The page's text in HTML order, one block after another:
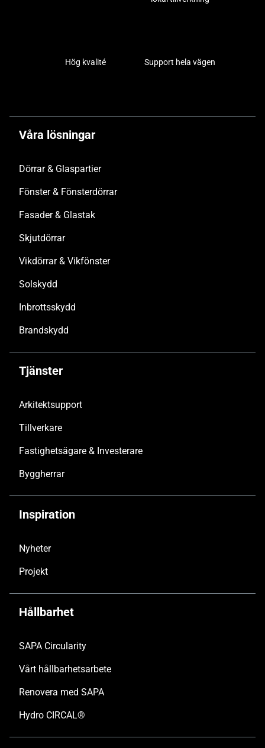
Hög kvalité Support hela vägen
Våra lösningar
Dörrar & Glaspartier
Fönster & Fönsterdörrar
Fasader & Glastak
Skjutdörrar
Vikdörrar & Vikfönster
Solskydd
Inbrottsskydd
Brandskydd
Tjänster
Arkitektsupport
Tillverkare
Fastighetsägare & Investerare
Byggherrar
Inspiration
Nyheter
Projekt
Hållbarhet
SAPA Circularity
Vårt hållbarhetsarbete
Renovera med SAPA
Hydro CIRCAL®